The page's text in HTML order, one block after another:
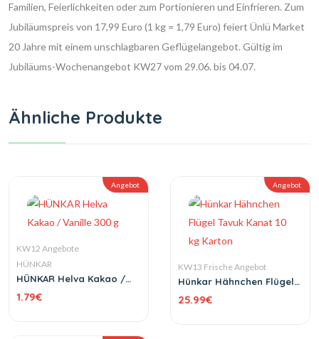
Familien, Feierlichkeiten oder zum Portionieren und Einfrieren. Zum
Jubiläumspreis von 17,99 Euro (1 kg = 1,79 Euro) feiert Ünlü Market
20 Jahre mit einem unschlagbaren Geflügelangebot. Gültig im
Jubiläums-Wochenangebot KW27 vom 29.06. bis 04.07.
Ähnliche Produkte
Angebot
KW12 Angebote
HÜNKAR
HÜNKAR Helva Kakao /
1.79€
Angebot
KW13 Frische Angebot
Hünkar Hähnchen Flügel
25.99€